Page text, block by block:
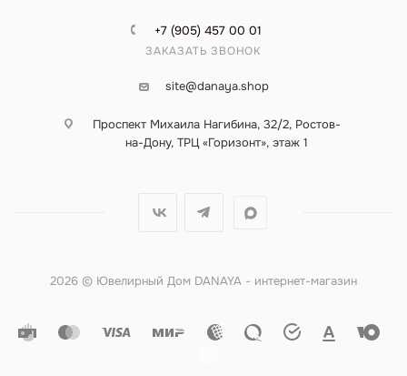
+7 (905) 457 00 01
ЗАКАЗАТЬ ЗВОНОК
site@danaya.shop
Проспект Михаила Нагибина, 32/2, Ростов-
на-Дону, ТРЦ «Горизонт», этаж 1
2026 © Ювелирный Дом DANAYA - интернет-магазин